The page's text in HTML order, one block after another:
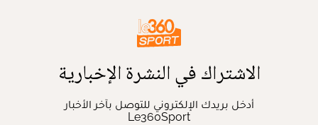
الاشتراك في النشرة الإخبارية
أدخل بريدك الإلكتروني للتوصل بآخر الأخبار
Le360Sport